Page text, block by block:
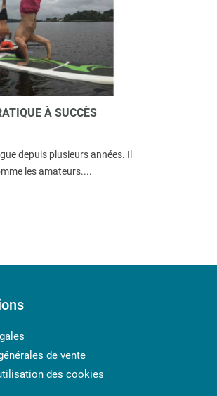
À SUCCÈS
depuis plusieurs années. Il
les amateurs....
de vente
des cookies